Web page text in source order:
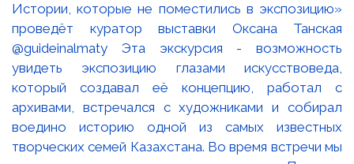
Истории, которые не поместились в экспозицию»
проведёт куратор выставки Оксана Танская
@guideinalmaty Эта экскурсия - возможность
увидеть экспозицию глазами искусствоведа,
который создавал её концепцию, работал с
архивами, встречался с художниками и собирал
воедино историю одной из самых известных
творческих семей Казахстана. Во время встречи мы